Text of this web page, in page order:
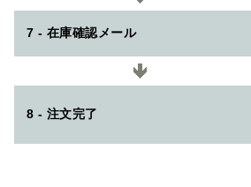
7 - 在庫確認メール
8 - 注文完了